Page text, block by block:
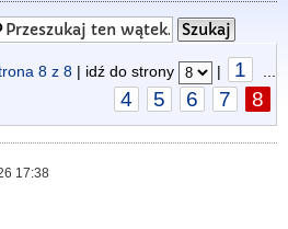
8 z 8 | idź do strony | 1
4 5 6 7 8
17:38